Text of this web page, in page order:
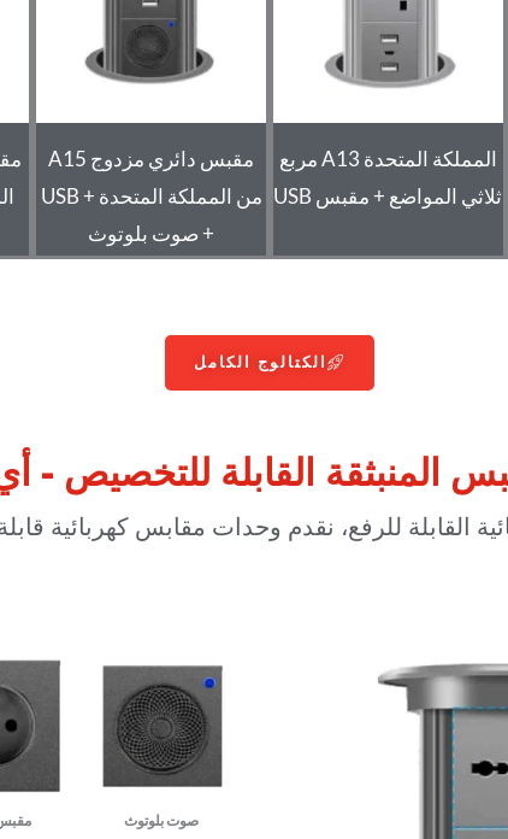
المملكة المتحدة A13 مربع
ثلاثي المواضع + مقبس USB
مقبس دائري مزدوج A15
من المملكة المتحدة + USB
+ صوت بلوتوث
الكتالوج الكامل
المنبثقة القابلة للتخصيص -
القابلة للرفع، نقدم وحدات مقابس كهربائية
صوت بلوتوث